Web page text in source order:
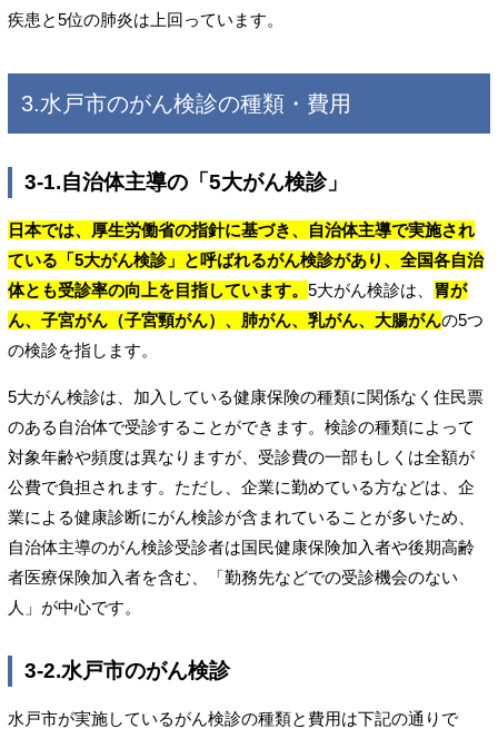
疾患と5位の肺炎は上回っています。
3.水戸市のがん検診の種類・費用
3-1.自治体主導の「5大がん検診」
日本では、厚生労働省の指針に基づき、自治体主導で実施され
ている「5大がん検診」と呼ばれるがん検診があり、全国各自治
体とも受診率の向上を目指しています。 5大がん検診は、
胃が
ん、子宮がん（子宮頸がん）、肺がん、乳がん、大腸がんの5つ
の検診を指します。
5大がん検診は、加入している健康保険の種類に関係なく住民票
のある自治体で受診することができます。検診の種類によって
対象年齢や頻度は異なりますが、受診費の一部もしくは全額が
公費で負担されます。ただし、企業に勤めている方などは、企
業による健康診断にがん検診が含まれていることが多いため、
自治体主導のがん検診受診者は国民健康保険加入者や後期高齢
者医療保険加入者を含む、「勤務先などでの受診機会のない
人」が中心です。
3-2.水戸市のがん検診
水戸市が実施しているがん検診の種類と費用は下記の通りで